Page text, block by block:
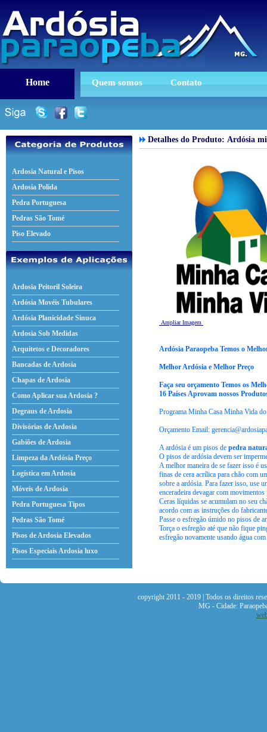
Home Quem somos Contato
Ardosia Natural e Pisos
Ardosia Polida
Pedra Portuguesa
Pedras São Tomé
Piso Elevado
Ardosia Peitoril Soleira
Ardósia Movéis Tubulares
Ardósia Planicidade Sinuca
Ardosia Sob Medidas
Arquitetos e Decoradores
Bancadas de Ardosia
Chapas de Ardosia
Como Aplicar sua Ardosia ?
Degraus de Ardosia
Divisórias de Ardosia
Gabiões de Ardosia
Limpeza da Ardósia Preço
Logística em Ardosia
Móveis de Ardosia
Pedra Portuguesa Tipos
Pedras São Tomé
Pisos de Ardosia Elevados
Pisos Especiais Ardosia luxo
Detalhes do Produto: Ardósia
Ampliar Imagem
Ardósia Paraopeba Temos o
Melhor Ardósia e Melhor Preço
Faça seu orçamento Temos os
16 Países Aprovam nossos
Programa Minha Casa Minha Vida
Orçamento Email:
A ardósia é um pisos de pedra
O pisos de ardósia devem ser
A melhor maneira de se fazer isso é
finas de cera acrílica para chão com
sobre a ardósia. Para fazer isso, use
enceradeira devagar com
Ceras líquidas se acumulam no seu
acordo com as instruções do
Passe o esfregão úmido no pisos de
Torça o esfregão até que não fique
esfregão novamente usando água
copyright 2011 - 2019 | Todos os direitos
MG - Cidade: